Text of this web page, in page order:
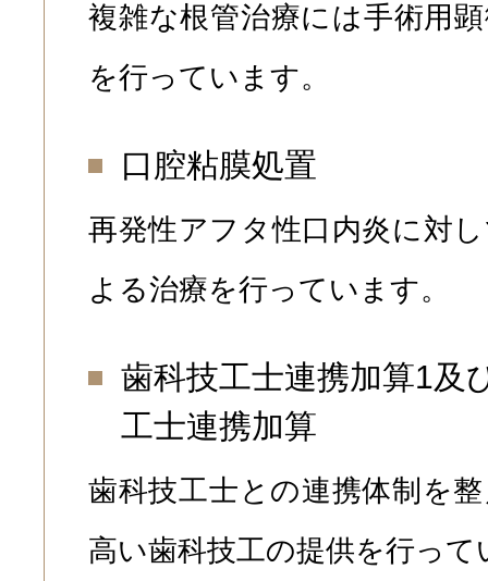
複雑な根管治療には手術用
を行っています。
口腔粘膜処置
再発性アフタ性口内炎に対
よる治療を行っています。
歯科技工士連携加算1及
工士連携加算
歯科技工士との連携体制を
高い歯科技工の提供を行って